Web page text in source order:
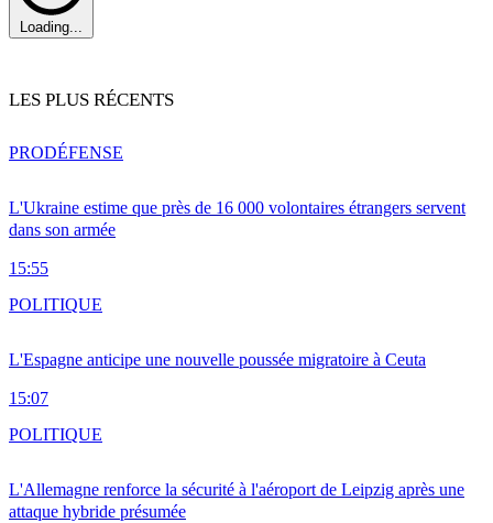
Loading...
LES PLUS RÉCENTS
L'Ukraine estime que près de 16 000 volontaires étrangers servent
dans son armée
15:55
PRODÉFENSE
L'Espagne anticipe une nouvelle poussée migratoire à Ceuta
15:07
POLITIQUE
L'Allemagne renforce la sécurité à l'aéroport de Leipzig après une
attaque hybride présumée
POLITIQUE